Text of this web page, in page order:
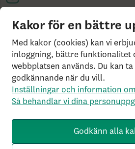
Cookies på skandia.se
Användarvillkor
Ångerrätt och
utanför Sverige?
Statlig
investerar­skydd
Så behandlar vi
Om Penningtvättslagen
Rekommenderade webbläsare
Livförsäkringsbolaget Skandia,
Stockholm, Tel: 0771-55 55 00, ©
Kakor för en bättre
Med kakor (cookies) kan vi
inloggning, bättre funktionalitet
webbplatsen används. Du kan
godkännande när du vill.
Inställningar och information
Så behandlar vi dina
Godkänn alla